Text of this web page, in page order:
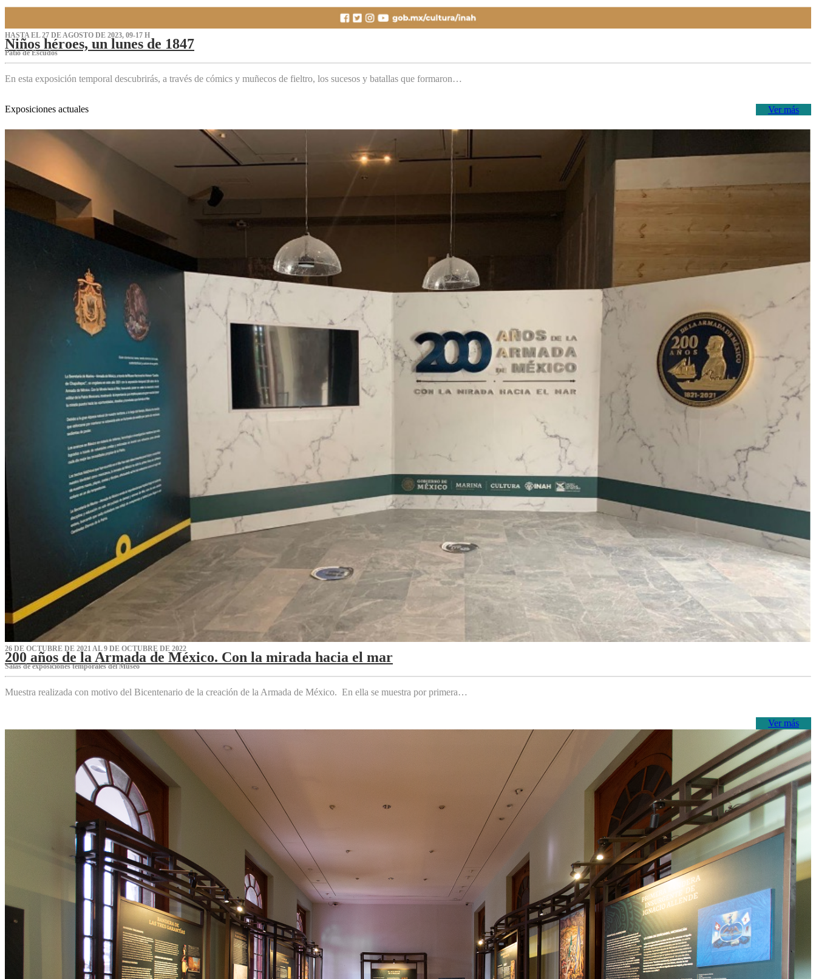
HASTA EL 27 DE AGOSTO DE 2023, 09-17 H
Niños héroes, un lunes de 1847
Patio de Escudos
En esta exposición temporal descubrirás, a través de cómics y muñecos de fieltro, los sucesos y batallas que formaron…
Ver más
Exposiciones actuales
26 DE OCTUBRE DE 2021 AL 9 DE OCTUBRE DE 2022
200 años de la Armada de México. Con la mirada hacia el mar
Salas de exposiciones temporales del Museo‌
Muestra realizada con motivo del Bicentenario de la creación de la Armada de México. En ella se muestra por primera…
Ver más